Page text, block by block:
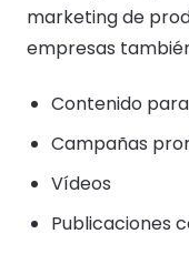
marketing de
empresas
Contenido
Campañas
Vídeos
Publicaciones